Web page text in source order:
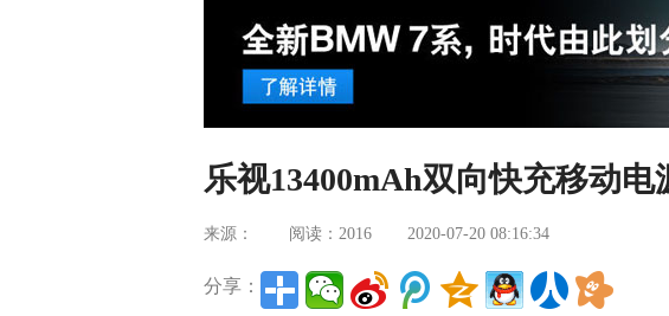
乐视13400mAh双向快充移动电
来源： 阅读：2016 2020-07-20 08:16:34
分享：